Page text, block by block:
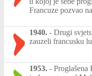
Francuze pozvao
1940. - Drugi
zauzeli francusku
1953. - Proglašena